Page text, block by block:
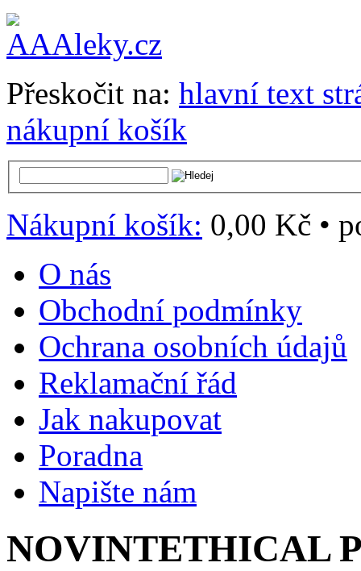
Přeskočit na: hlavní text
nákupní košík
Nákupní košík: 0,00 Kč •
O nás
Obchodní podmínky
Ochrana osobních údajů
Reklamační řád
Jak nakupovat
Poradna
Napište nám
NOVINTETHICAL